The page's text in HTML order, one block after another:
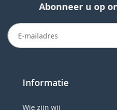
Abonneer u op
Informatie
Wie zijn wij